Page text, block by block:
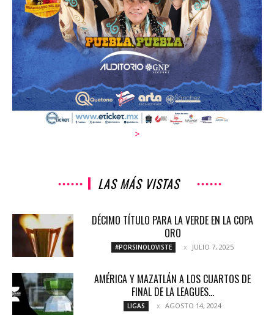
>
LAS MÁS VISTAS
DÉCIMO TÍTULO PARA LA VERDE EN LA COPA
ORO
#PORSINOLOVISTE JULIO 7, 2025
AMÉRICA Y MAZATLÁN A LOS CUARTOS DE
FINAL DE LA LEAGUES...
LIGAS AGOSTO 14, 2024